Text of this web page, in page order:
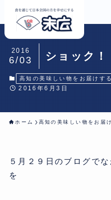
ショック！
2016
6/03
高知の美味しい物をお届けす
2016年6月3日
ホーム 高知の美味しい物をお届
５月２９日のブログで
を